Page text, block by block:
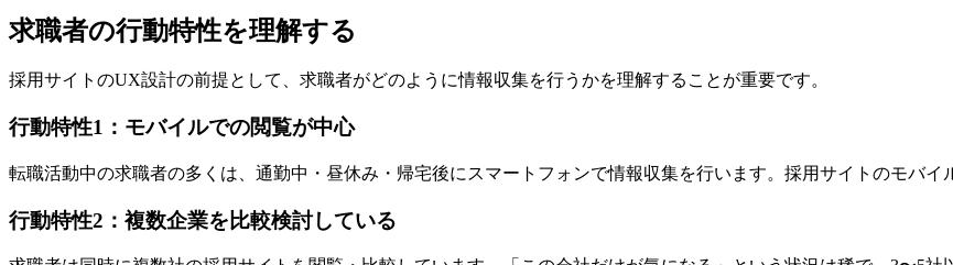
求職者の行動特性を理解する
採用サイトのUX設計の前提として、求職者がどのように情報収集を行うかを理解することが重要です。
行動特性1：モバイルでの閲覧が中心
転職活動中の求職者の多くは、通勤中・昼休み・帰宅後にスマートフォンで情報収集を行います。採用サイトのモバイ
行動特性2：複数企業を比較検討している